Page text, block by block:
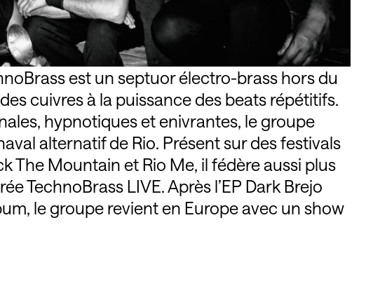
est un septuor électro-brass hors du
cuivres à la puissance des beats répétitifs.
hypnotiques et enivrantes, le groupe
alternatif de Rio. Présent sur des festivals
The Mountain et Rio Me, il fédère aussi plus
TechnoBrass LIVE. Après l’EP Dark Brejo
le groupe revient en Europe avec un show